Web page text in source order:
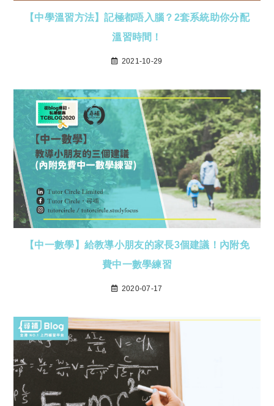
【中學溫習方法】記極都唔入腦？2套系統助你分配
溫習時間！
2021-10-29
【中一數學】給教導小朋友的家長3個建議！內附免
費中一數學練習
2020-07-17